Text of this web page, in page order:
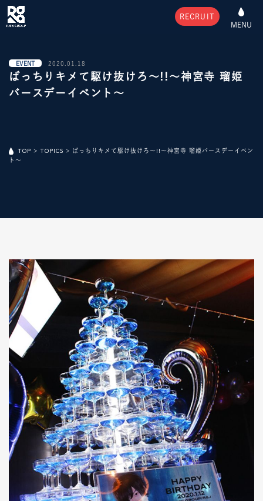
MENU
RECRUIT
EVENT 2020.01.18
ばっちりキメて駆け抜けろ～!!～神宮寺 瑠姫
バースデーイベント～
TOP > TOPICS > ばっちりキメて駆け抜けろ～!!～神宮寺 瑠姫バースデーイベン
ト～